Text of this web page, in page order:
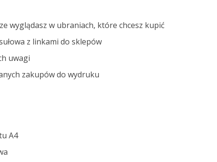
wyglądasz w ubraniach, które chcesz kupić
z linkami do sklepów
uwagi
zakupów do wydruku
A4